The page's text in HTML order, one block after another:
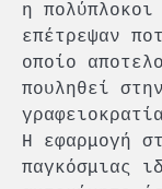
η
επέτρεψαν
οποίο
πουληθεί
Η εφαρμογή
παγκόσμιας